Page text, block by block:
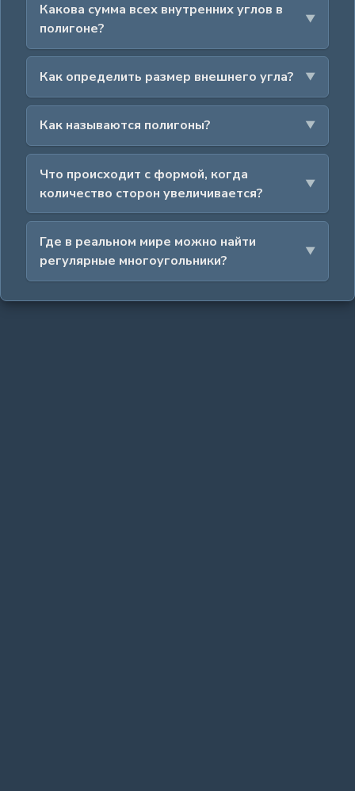
Какова сумма всех внутренних углов в
полигоне?
Как определить размер внешнего угла?
Как называются полигоны?
Что происходит с формой, когда
количество сторон увеличивается?
Где в реальном мире можно найти
регулярные многоугольники?